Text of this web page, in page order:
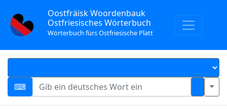
Oostfräisk Woordenbauk
Ostfriesisches Wörterbuch
Wörterbuch fürs Ostfriesische Platt